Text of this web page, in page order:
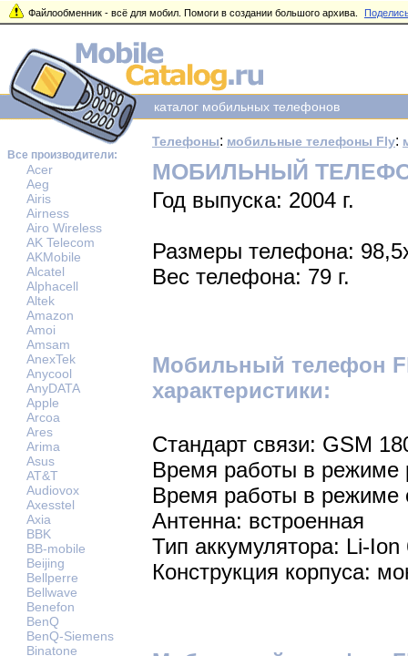
Файлообменник - всё для мобил. Помоги в создании большого архива.
Все производители:
Acer
Aeg
Airis
Airness
Airo Wireless
AK Telecom
AKMobile
Alcatel
Alphacell
Altek
Amazon
Amoi
Amsam
AnexTek
Anycool
AnyDATA
Apple
Arcoa
Ares
Arima
Asus
AT&T
Audiovox
Axesstel
Axia
BBK
BB-mobile
Beijing
Bellperre
Bellwave
Benefon
BenQ
BenQ-Siemens
Binatone
каталог мобильных телефонов
Телефоны: мобильные телефоны Fly:
МОБИЛЬНЫЙ
Год выпуска: 2004 г.
Размеры телефона:
Вес телефона: 79 г.
Мобильный телефон
характеристики:
Стандарт связи: GSM
Время работы в режиме
Время работы в режиме
Антенна: встроенная
Тип аккумулятора: Li-
Конструкция корпуса: